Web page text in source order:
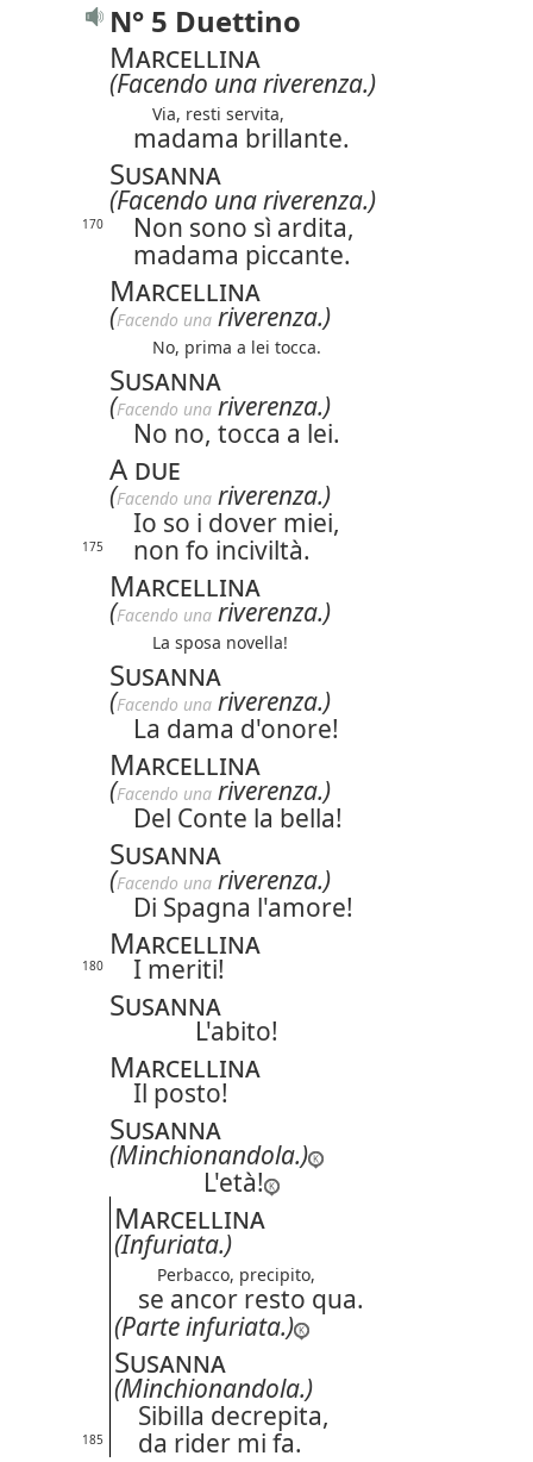
N° 5 Duettino
Marcellina
(Facendo una riverenza.)
Via, resti servita,
madama brillante.
Susanna
(Facendo una riverenza.)
170
Non sono sì ardita,
madama piccante.
Marcellina
(Facendo una riverenza.)
No, prima a lei tocca.
Susanna
(Facendo una riverenza.)
No no, tocca a lei.
A due
(Facendo una riverenza.)
Io so i dover miei,
175 non fo inciviltà.
Marcellina
(Facendo una riverenza.)
La sposa novella!
Susanna
(Facendo una riverenza.)
La dama d'onore!
Marcellina
(Facendo una riverenza.)
Del Conte la bella!
Susanna
(Facendo una riverenza.)
Di Spagna l'amore!
Marcellina
180 I meriti!
Susanna
L'abito!
Marcellina
Il posto!
Susanna
(Minchionandola.)
L'età!
Marcellina
(Infuriata.)
Perbacco, precipito,
se ancor resto qua.
(Parte infuriata.)
Susanna
(Minchionandola.)
Sibilla decrepita,
185 da rider mi fa.